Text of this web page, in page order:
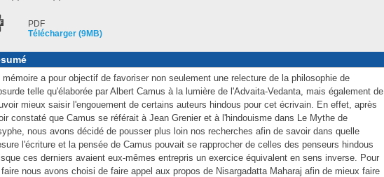
PDF
Télécharger (9MB)
mémoire a pour objectif de favoriser non seulement une relecture de la philosophie de
telle qu'élaborée par Albert Camus à la lumière de l'Advaita-Vedanta, mais également de
mieux saisir l'engouement de certains auteurs hindous pour cet écrivain. En effet, après
constaté que Camus se référait à Jean Grenier et à l'hindouisme dans Le Mythe de
nous avons décidé de pousser plus loin nos recherches afin de savoir dans quelle
l'écriture et la pensée de Camus pouvait se rapprocher de celles des penseurs hindous
ces derniers avaient eux-mêmes entrepris un exercice équivalent en sens inverse. Pour
nous avons choisi de faire appel aux propos de Nisargadatta Maharaj afin de mieux faire